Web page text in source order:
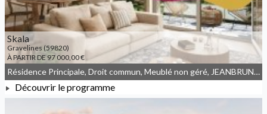
Skala
Gravelines (59820)
À PARTIR DE 97 000,00 €
Résidence Principale, Droit commun, Meublé non géré, JEANBRUN, LLI, LLI_JEANBRUN
Découvrir le programme